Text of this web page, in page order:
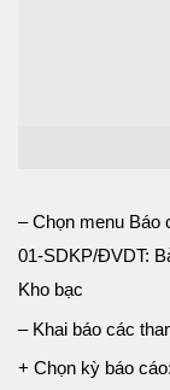
– Chọn menu Báo
01-SDKP/ĐVDT:
Kho bạc
– Khai báo các
+ Chọn kỳ báo